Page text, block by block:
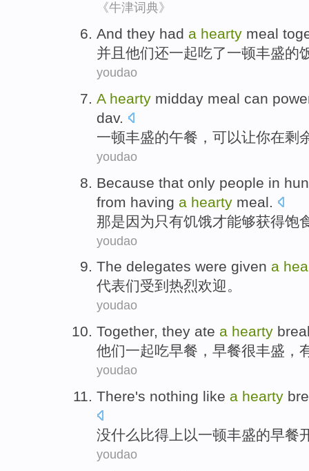
《牛津词典》
And they had a hearty meal
并且 他们还一起吃了一顿丰盛的
youdao
A hearty midday meal can
dav.
一顿丰盛的午餐， 可以让你在剩
youdao
Because that only people in
from having a hearty meal.
那是因为 只有饥饿才能够获得饱
youdao
The delegates were given a
代表们受到 热烈欢迎。
youdao
Together, they ate a hearty
他们一起吃早餐 ，早餐很丰盛，
youdao
There's nothing like a hearty
没什么 比得上以一顿丰盛的早餐
youdao